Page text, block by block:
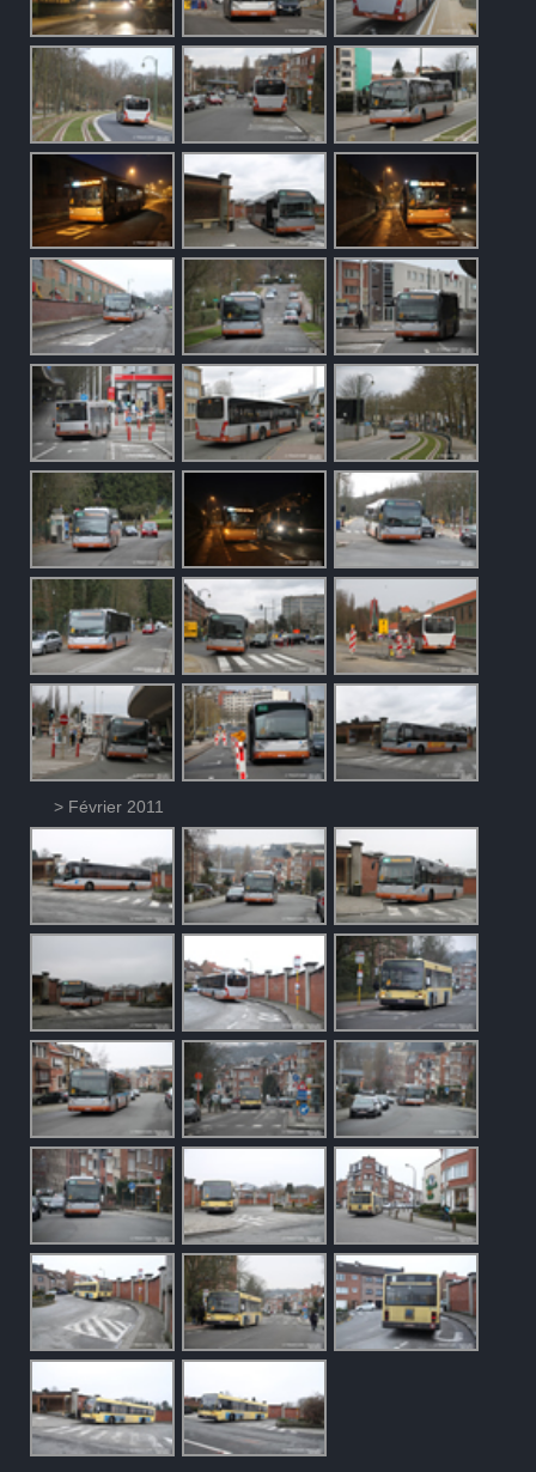
> Février 2011